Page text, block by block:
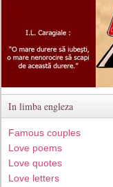
In limba engleza
Famous couples
Love poems
Love quotes
Love letters